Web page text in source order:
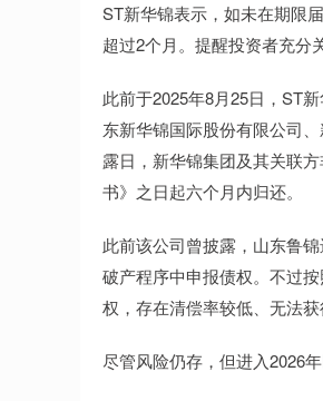
ST新华锦表示，如未在期限
超过2个月。提醒投资者充分
此前于2025年8月25日，ST
东新华锦国际股份有限公司
露日，新华锦集团及其关联
书》之日起六个月内归还。
此前该公司曾披露，山东鲁
破产程序中申报债权。不过
权，存在清偿率较低、无法获
尽管风险仍存，但进入2026